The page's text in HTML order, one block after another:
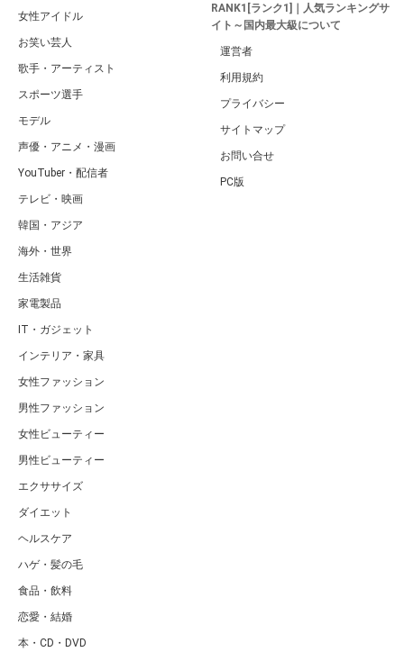
女性アイドル
お笑い芸人
歌手・アーティスト
スポーツ選手
モデル
声優・アニメ・漫画
YouTuber・配信者
テレビ・映画
韓国・アジア
海外・世界
生活雑貨
家電製品
IT・ガジェット
インテリア・家具
女性ファッション
男性ファッション
女性ビューティー
男性ビューティー
エクササイズ
ダイエット
ヘルスケア
ハゲ・髪の毛
食品・飲料
恋愛・結婚
本・CD・DVD
RANK1[ランク1]｜人気ランキングサ
イト～国内最大級について
運営者
利用規約
プライバシー
サイトマップ
お問い合せ
PC版